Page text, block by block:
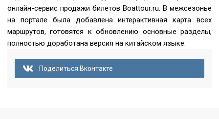
онлайн-сервис продажи билетов Boattour.ru. В межсезонье
на портале была добавлена интерактивная карта всех
маршрутов, готовятся к обновлению основные разделы,
полностью доработана версия на китайском языке.
Поделиться Вконтакте